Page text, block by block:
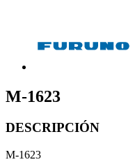
M-1623
DESCRIPCIÓN
M-1623